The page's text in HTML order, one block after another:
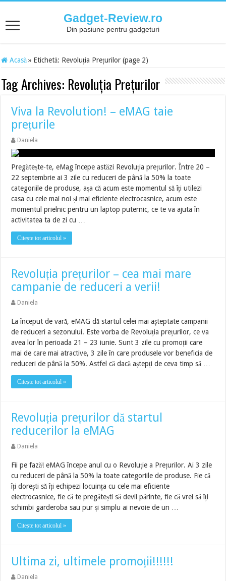
Gadget-Review.ro
Din pasiune pentru gadgeturi
Acasă » Etichetă: Revoluția Prețurilor (page 2)
Tag Archives: Revoluția Prețurilor
Viva la Revolution! – eMAG taie
prețurile
Daniela
Pregătește-te, eMag începe astăzi Revoluția prețurilor. Între 20 –
22 septembrie ai 3 zile cu reduceri de până la 50% la toate
categoriile de produse, așa că acum este momentul să îți utilezi
casa cu cele mai noi și mai eficiente electrocasnice, acum este
momentul prielnic pentru un laptop puternic, ce te va ajuta în
activitatea ta de zi cu …
Citește tot articolul »
Revoluția prețurilor – cea mai mare
campanie de reduceri a verii!
Daniela
La început de vară, eMAG dă startul celei mai așteptate campanii
de reduceri a sezonului. Este vorba de Revoluția prețurilor, ce va
avea lor în perioada 21 – 23 iunie. Sunt 3 zile cu promoții care
mai de care mai atractive, 3 zile în care produsele vor beneficia de
reduceri de până la 50%. Astfel că dacă aștepți de ceva timp să …
Citește tot articolul »
Revoluția prețurilor dă startul
reducerilor la eMAG
Daniela
Fii pe fază! eMAG începe anul cu o Revoluție a Prețurilor. Ai 3 zile
cu reduceri de până la 50% la toate categoriile de produse. Fie că
îți dorești să îți echipezi locuința cu cele mai eficiente
electrocasnice, fie că te pregătești să devii părinte, fie că vrei să îți
schimbi garderoba sau pur și simplu ai nevoie de un …
Citește tot articolul »
Ultima zi, ultimele promoții!!!!!!
Daniela